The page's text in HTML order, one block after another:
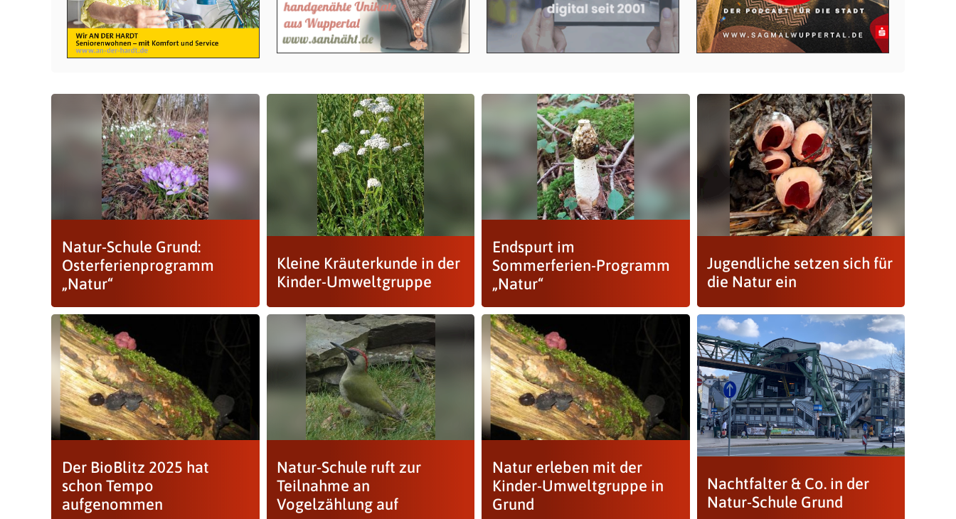
Natur-Schule Grund:
Osterferienprogramm
„Natur“
Kleine Kräuterkunde in der
Kinder-Umweltgruppe
Endspurt im
Sommerferien-Programm
„Natur“
Jugendliche setzen sich für
die Natur ein
Der BioBlitz 2025 hat
schon Tempo
aufgenommen
Natur-Schule ruft zur
Teilnahme an
Vogelzählung auf
Natur erleben mit der
Kinder-Umweltgruppe in
Grund
Nachtfalter & Co. in der
Natur-Schule Grund